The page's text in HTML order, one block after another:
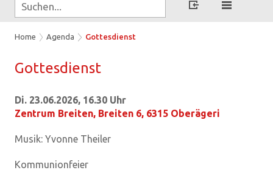
Home Agenda Gottesdienst
Got­tes­dienst
Di. 23.06.2026, 16.30 Uhr
Zentrum Breiten, Breiten 6, 6315 Oberägeri
Musik: Yvonne Theiler
Kommunionfeier